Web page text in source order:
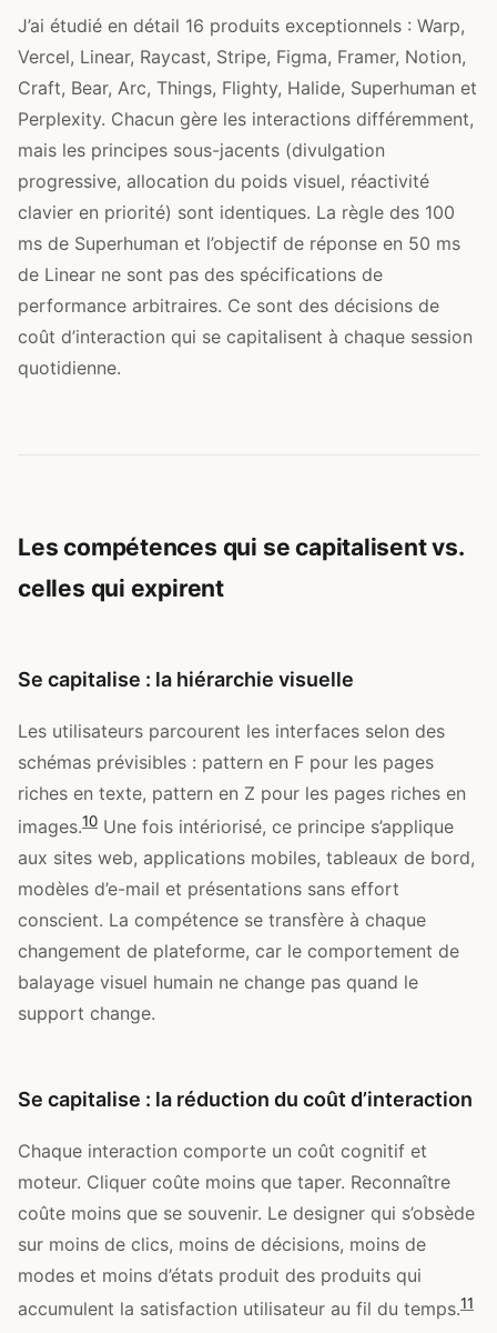
J’ai étudié en détail 16 produits exceptionnels : Warp,
Vercel, Linear, Raycast, Stripe, Figma, Framer, Notion,
Craft, Bear, Arc, Things, Flighty, Halide, Superhuman et
Perplexity. Chacun gère les interactions différemment,
mais les principes sous-jacents (divulgation
progressive, allocation du poids visuel, réactivité
clavier en priorité) sont identiques. La règle des 100
ms de Superhuman et l’objectif de réponse en 50 ms
de Linear ne sont pas des spécifications de
performance arbitraires. Ce sont des décisions de
coût d’interaction qui se capitalisent à chaque session
quotidienne.
Les compétences qui se capitalisent vs.
celles qui expirent
Se capitalise : la hiérarchie visuelle
Les utilisateurs parcourent les interfaces selon des
schémas prévisibles : pattern en F pour les pages
riches en texte, pattern en Z pour les pages riches en
images.10 Une fois intériorisé, ce principe s’applique
aux sites web, applications mobiles, tableaux de bord,
modèles d’e-mail et présentations sans effort
conscient. La compétence se transfère à chaque
changement de plateforme, car le comportement de
balayage visuel humain ne change pas quand le
support change.
Se capitalise : la réduction du coût d’interaction
Chaque interaction comporte un coût cognitif et
moteur. Cliquer coûte moins que taper. Reconnaître
coûte moins que se souvenir. Le designer qui s’obsède
sur moins de clics, moins de décisions, moins de
modes et moins d’états produit des produits qui
accumulent la satisfaction utilisateur au fil du temps.11